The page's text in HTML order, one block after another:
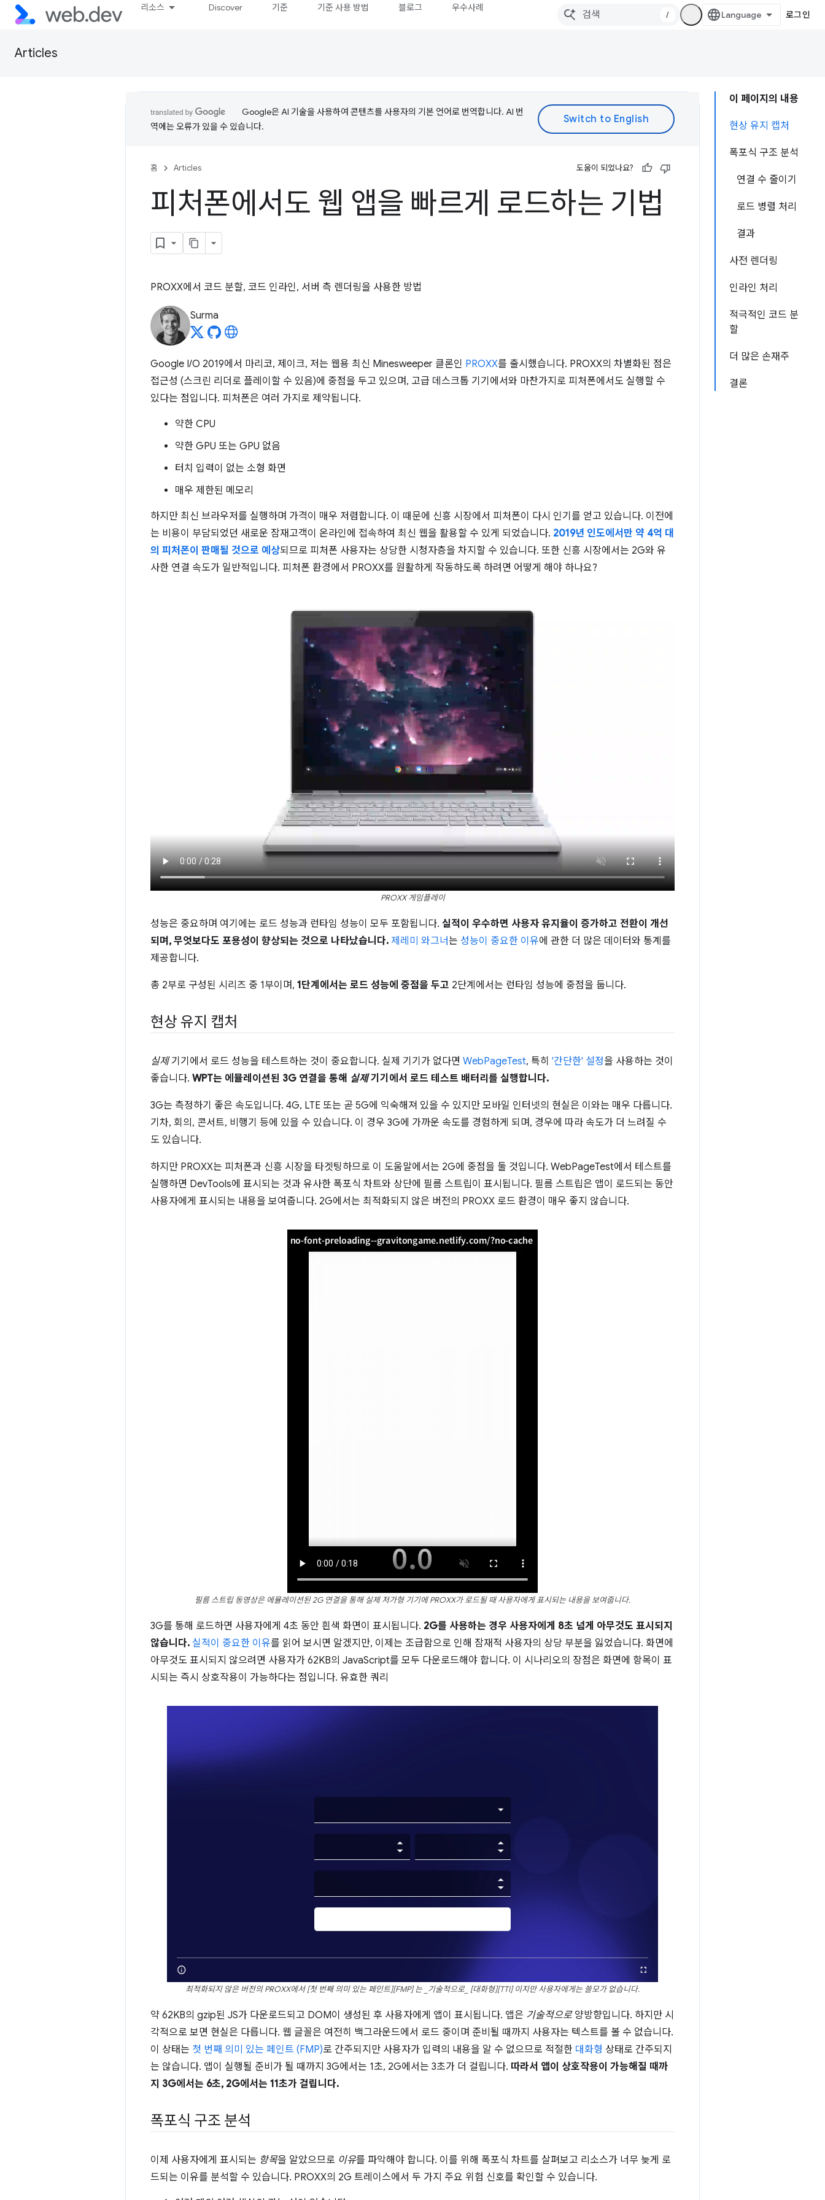
리소스 Discover 기준 기준 사용 방법 블로그 우수사례
/ 로그인
Articles
이 페이지의 내용
현상 유지 캡처
폭포식 구조 분석
연결 수 줄이기
로드 병렬 처리
결과
사전 렌더링
인라인 처리
적극적인 코드 분
할
더 많은 손재주
결론
Google은 AI 기술을 사용하여 콘텐츠를 사용자의 기본 언어로 번역합니다. AI 번
역에는 오류가 있을 수 있습니다.
홈 Articles 도움이 되었나요?
피처폰에서도 웹 앱을 빠르게 로드하는 기법
PROXX에서 코드 분할, 코드 인라인, 서버 측 렌더링을 사용한 방법
Surma
Google I/O 2019에서 마리코, 제이크, 저는 웹용 최신 Minesweeper 클론인 PROXX를 출시했습니다. PROXX의 차별화된 점은
접근성 (스크린 리더로 플레이할 수 있음)에 중점을 두고 있으며, 고급 데스크톱 기기에서와 마찬가지로 피처폰에서도 실행할 수
있다는 점입니다. 피처폰은 여러 가지로 제약됩니다.
약한 CPU
약한 GPU 또는 GPU 없음
터치 입력이 없는 소형 화면
매우 제한된 메모리
하지만 최신 브라우저를 실행하며 가격이 매우 저렴합니다. 이 때문에 신흥 시장에서 피처폰이 다시 인기를 얻고 있습니다. 이전에
는 비용이 부담되었던 새로운 잠재고객이 온라인에 접속하여 최신 웹을 활용할 수 있게 되었습니다. 2019년 인도에서만 약 4억 대
의 피처폰이 판매될 것으로 예상되므로 피처폰 사용자는 상당한 시청자층을 차지할 수 있습니다. 또한 신흥 시장에서는 2G와 유
사한 연결 속도가 일반적입니다. 피처폰 환경에서 PROXX를 원활하게 작동하도록 하려면 어떻게 해야 하나요?
PROXX 게임플레이
성능은 중요하며 여기에는 로드 성능과 런타임 성능이 모두 포함됩니다. 실적이 우수하면 사용자 유지율이 증가하고 전환이 개선
되며, 무엇보다도 포용성이 향상되는 것으로 나타났습니다. 제레미 와그너는 성능이 중요한 이유에 관한 더 많은 데이터와 통계를
제공합니다.
총 2부로 구성된 시리즈 중 1부이며, 1단계에서는 로드 성능에 중점을 두고 2단계에서는 런타임 성능에 중점을 둡니다.
현상 유지 캡처
실제기기에서 로드 성능을 테스트하는 것이 중요합니다. 실제 기기가 없다면 WebPageTest, 특히 '간단한' 설정을 사용하는 것이
좋습니다. WPT는 에뮬레이션된 3G 연결을 통해 실제기기에서 로드 테스트 배터리를 실행합니다.
3G는 측정하기 좋은 속도입니다. 4G, LTE 또는 곧 5G에 익숙해져 있을 수 있지만 모바일 인터넷의 현실은 이와는 매우 다릅니다.
기차, 회의, 콘서트, 비행기 등에 있을 수 있습니다. 이 경우 3G에 가까운 속도를 경험하게 되며, 경우에 따라 속도가 더 느려질 수
도 있습니다.
하지만 PROXX는 피처폰과 신흥 시장을 타겟팅하므로 이 도움말에서는 2G에 중점을 둘 것입니다. WebPageTest에서 테스트를
실행하면 DevTools에 표시되는 것과 유사한 폭포식 차트와 상단에 필름 스트립이 표시됩니다. 필름 스트립은 앱이 로드되는 동안
사용자에게 표시되는 내용을 보여줍니다. 2G에서는 최적화되지 않은 버전의 PROXX 로드 환경이 매우 좋지 않습니다.
필름 스트립 동영상은 에뮬레이션된 2G 연결을 통해 실제 저가형 기기에 PROXX가 로드될 때 사용자에게 표시되는 내용을 보여줍니다.
3G를 통해 로드하면 사용자에게 4초 동안 흰색 화면이 표시됩니다. 2G를 사용하는 경우 사용자에게 8초 넘게 아무것도 표시되지
않습니다. 실적이 중요한 이유를 읽어 보시면 알겠지만, 이제는 조급함으로 인해 잠재적 사용자의 상당 부분을 잃었습니다. 화면에
아무것도 표시되지 않으려면 사용자가 62KB의 JavaScript를 모두 다운로드해야 합니다. 이 시나리오의 장점은 화면에 항목이 표
시되는 즉시 상호작용이 가능하다는 점입니다. 유효한 쿼리
최적화되지 않은 버전의 PROXX에서 [첫 번째 의미 있는 페인트][FMP] 는 _기술적으로_ [대화형][TTI] 이지만 사용자에게는 쓸모가 없습니다.
약 62KB의 gzip된 JS가 다운로드되고 DOM이 생성된 후 사용자에게 앱이 표시됩니다. 앱은 기술적으로양방향입니다. 하지만 시
각적으로 보면 현실은 다릅니다. 웹 글꼴은 여전히 백그라운드에서 로드 중이며 준비될 때까지 사용자는 텍스트를 볼 수 없습니다.
이 상태는 첫 번째 의미 있는 페인트 (FMP)로 간주되지만 사용자가 입력의 내용을 알 수 없으므로 적절한 대화형 상태로 간주되지
는 않습니다. 앱이 실행될 준비가 될 때까지 3G에서는 1초, 2G에서는 3초가 더 걸립니다. 따라서 앱이 상호작용이 가능해질 때까
지 3G에서는 6초, 2G에서는 11초가 걸립니다.
폭포식 구조 분석
이제 사용자에게 표시되는 항목을 알았으므로 이유를 파악해야 합니다. 이를 위해 폭포식 차트를 살펴보고 리소스가 너무 늦게 로
드되는 이유를 분석할 수 있습니다. PROXX의 2G 트레이스에서 두 가지 주요 위험 신호를 확인할 수 있습니다.